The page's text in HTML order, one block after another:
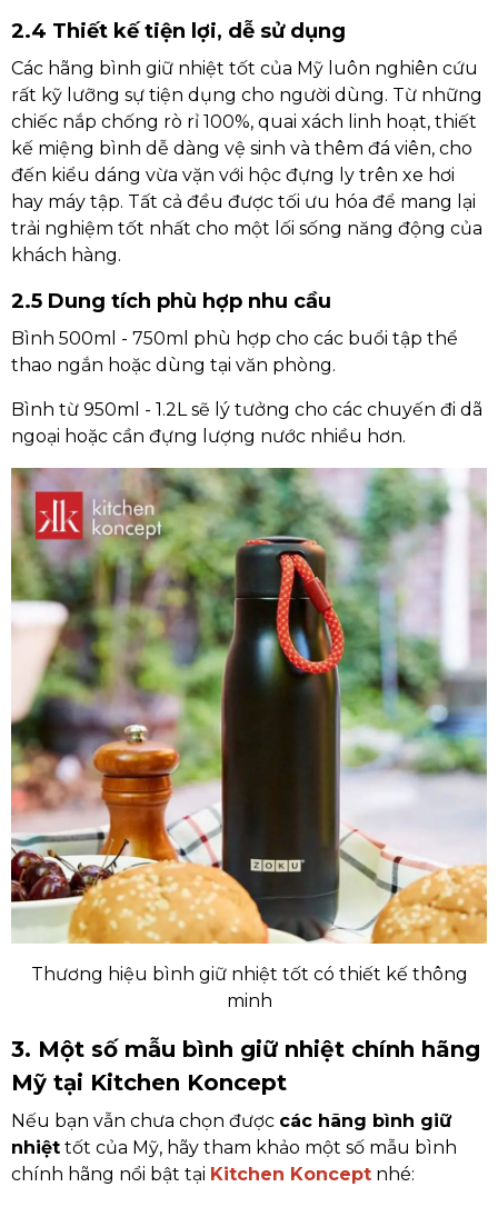
2.4 Thiết kế tiện lợi, dễ sử dụng
Các hãng bình giữ nhiệt tốt của Mỹ luôn nghiên cứu
rất kỹ lưỡng sự tiện dụng cho người dùng. Từ những
chiếc nắp chống rò rỉ 100%, quai xách linh hoạt, thiết
kế miệng bình dễ dàng vệ sinh và thêm đá viên, cho
đến kiểu dáng vừa vặn với hộc đựng ly trên xe hơi
hay máy tập. Tất cả đều được tối ưu hóa để mang lại
trải nghiệm tốt nhất cho một lối sống năng động của
khách hàng.
2.5 Dung tích phù hợp nhu cầu
Bình 500ml - 750ml phù hợp cho các buổi tập thể
thao ngắn hoặc dùng tại văn phòng.
Bình từ 950ml - 1.2L sẽ lý tưởng cho các chuyến đi dã
ngoại hoặc cần đựng lượng nước nhiều hơn.
Thương hiệu bình giữ nhiệt tốt có thiết kế thông
minh
3. Một số mẫu bình giữ nhiệt chính hãng
Mỹ tại Kitchen Koncept
Nếu bạn vẫn chưa chọn được các hãng bình giữ
nhiệt tốt của Mỹ, hãy tham khảo một số mẫu bình
chính hãng nổi bật tại Kitchen Koncept nhé: